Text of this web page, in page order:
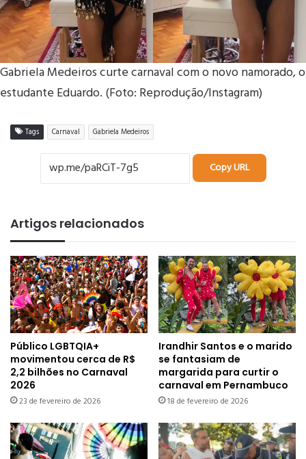
Gabriela Medeiros curte carnaval com o novo namorado, o
estudante Eduardo. (Foto: Reprodução/Instagram)
Tags Carnaval Gabriela Medeiros
Copy URL
Artigos relacionados
Público LGBTQIA+
movimentou cerca de R$
2,2 bilhões no Carnaval
2026
23 de fevereiro de 2026
Irandhir Santos e o marido
se fantasiam de
margarida para curtir o
carnaval em Pernambuco
18 de fevereiro de 2026